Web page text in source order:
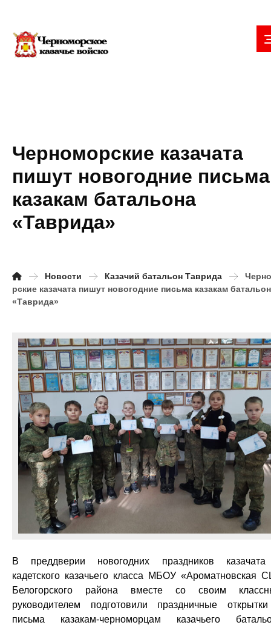
Черноморские казачата
пишут новогодние письма
казакам батальона
«Таврида»
Новости Казачий батальон Таврида
рские казачата пишут новогодние письма казакам
«Таврида»
В преддверии новогодних праздников
кадетского казачьего класса МБОУ «Ароматновская
Белогорского района вместе со своим
руководителем подготовили праздничные
письма казакам-черноморцам казачьего